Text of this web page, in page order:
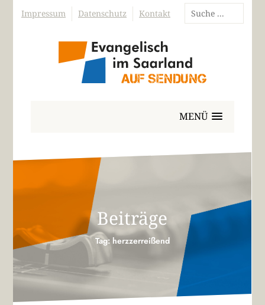
Impressum Datenschutz Kontakt
MENÜ
Beiträge
Tag: herzzerreißend